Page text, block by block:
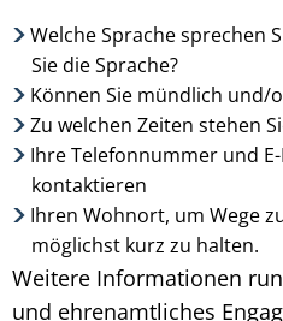
Welche Sprache sprechen
Sie die Sprache?
Können Sie mündlich und/
Zu welchen Zeiten stehen
Ihre Telefonnummer und
kontaktieren
Ihren Wohnort, um Wege
möglichst kurz zu halten.
Weitere Informationen
und ehrenamtliches